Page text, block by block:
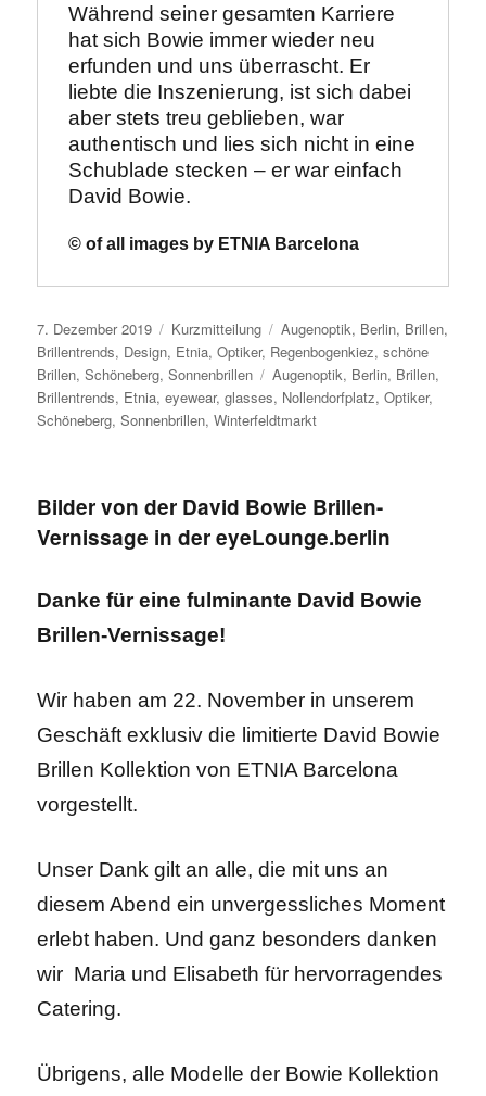
Während seiner gesamten Karriere
hat sich Bowie immer wieder neu
erfunden und uns überrascht. Er
liebte die Inszenierung, ist sich dabei
aber stets treu geblieben, war
authentisch und lies sich nicht in eine
Schublade stecken – er war einfach
David Bowie.
© of all images by ETNIA Barcelona
Veröffentlicht
am
7. Dezember 2019 Format
Kurzmitteilung Kategorien
Augenoptik, Berlin, Brillen,
Brillentrends, Design, Etnia,Optiker, Regenbogenkiez,schöne
Brillen,Schöneberg,Sonnenbrillen Schlagwörter
Augenoptik, Berlin, Brillen,
Brillentrends, Etnia,eyewear,glasses, Nollendorfplatz,Optiker,
Schöneberg,Sonnenbrillen,Winterfeldtmarkt
Bilder von der David Bowie Brillen-
Vernissage in der eyeLounge.berlin
Danke für eine fulminante David Bowie
Brillen-Vernissage!
Wir haben am 22. November in unserem
Geschäft exklusiv die limitierte David Bowie
Brillen Kollektion von ETNIA Barcelona
vorgestellt.
Unser Dank gilt an alle, die mit uns an
diesem Abend ein unvergessliches Moment
erlebt haben. Und ganz besonders danken
wir Maria und Elisabeth für hervorragendes
Catering.
Übrigens, alle Modelle der Bowie Kollektion